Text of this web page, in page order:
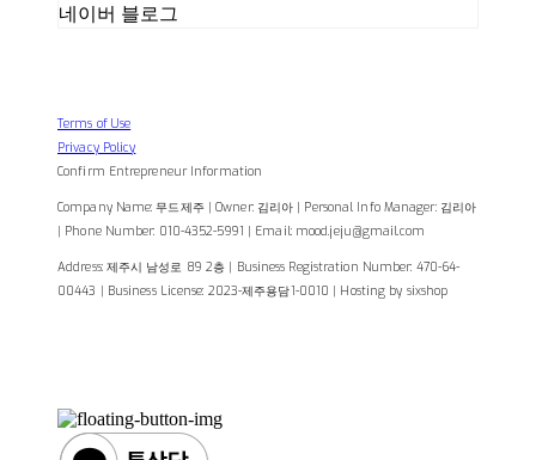
네이버 블로그
Terms of Use
Privacy Policy
Confirm Entrepreneur Information
Company Name: 무드제주 | Owner: 김리아 | Personal Info Manager: 김리아
| Phone Number: 010-4352-5991 | Email: mood.jeju@gmail.com
Address: 제주시 남성로 89 2층 | Business Registration Number: 470-64-
00443 | Business License: 2023-제주용담1-0010 | Hosting by sixshop